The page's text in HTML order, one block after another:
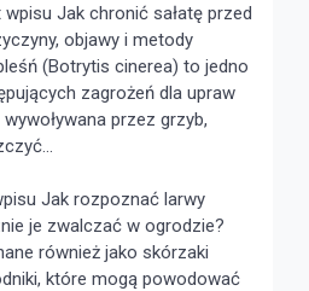
wpisu Jak chronić sałatę przed
objawy i metody
(Botrytis cinerea) to jedno
zagrożeń dla upraw
przez grzyb,
Jak rozpoznać larwy
je zwalczać w ogrodzie?
również jako skórzaki
które mogą powodować